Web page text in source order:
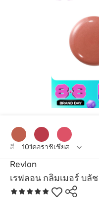
Revlon
เรฟลอน กลิมเมอร์ บลั
สี 101คอราชิเชียส